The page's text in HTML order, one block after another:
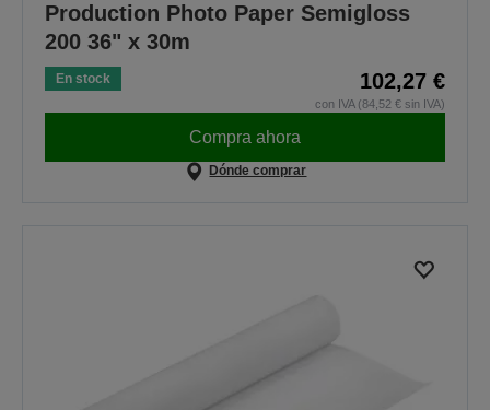
Production Photo Paper Semigloss
200 36" x 30m
En stock 102,27 €
con IVA (84,52 € sin IVA)
Compra ahora
Dónde comprar